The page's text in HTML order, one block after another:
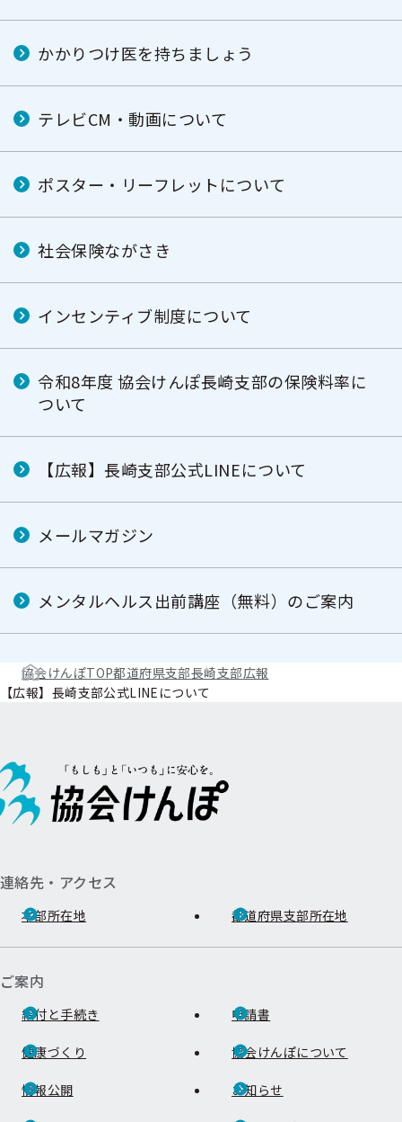
かかりつけ医を持ちましょう
テレビCM・動画について
ポスター・リーフレットについて
社会保険ながさき
インセンティブ制度について
令和8年度 協会けんぽ長崎支部の保険料率に
ついて
【広報】長崎支部公式LINEについて
メールマガジン
メンタルヘルス出前講座（無料）のご案内
協会けんぽTOP都道府県支部長崎支部広報
【広報】長崎支部公式LINEについて
連絡先・アクセス
本部所在地 都道府県支部所在地
ご案内
給付と手続き 申請書
健康づくり 協会けんぽについて
情報公開 お知らせ